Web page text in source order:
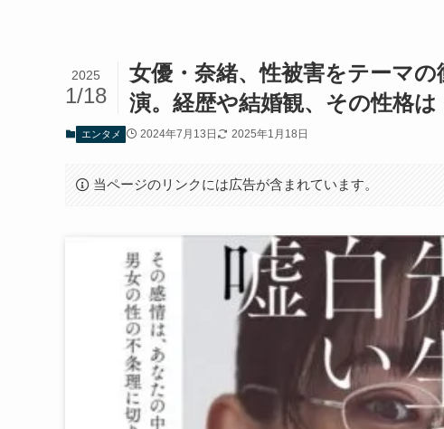
女優・奈緒、性被害をテーマ
演。経歴や結婚観、その性格は
2025
1/18
エンタメ 2024年7月13日 2025年1月18日
当ページのリンクには広告が含まれています。